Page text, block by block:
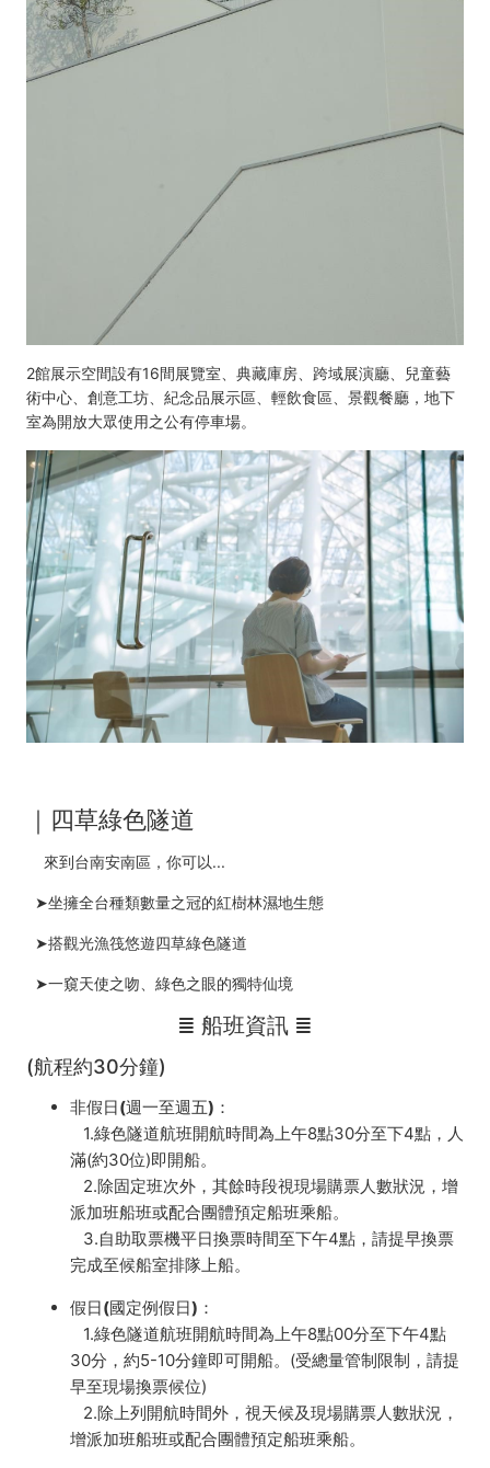
2館展示空間設有16間展覽室、典藏庫房、跨域展演廳、兒童藝
術中心、創意工坊、紀念品展示區、輕飲食區、景觀餐廳，地下
室為開放大眾使用之公有停車場。
｜四草綠色隧道
來到台南安南區，你可以...
➤坐擁全台種類數量之冠的紅樹林濕地生態
➤搭觀光漁筏悠遊四草綠色隧道
➤一窺天使之吻、綠色之眼的獨特仙境
≣ 船班資訊 ≣
(航程約30分鐘)
非假日(週一至週五)：
1.綠色隧道航班開航時間為上午8點30分至下4點，人
滿(約30位)即開船。
2.除固定班次外，其餘時段視現場購票人數狀況，增
派加班船班或配合團體預定船班乘船。
3.自助取票機平日換票時間至下午4點，請提早換票
完成至候船室排隊上船。
假日(國定例假日)：
1.綠色隧道航班開航時間為上午8點00分至下午4點
30分，約5-10分鐘即可開船。(受總量管制限制，請提
早至現場換票候位)
2.除上列開航時間外，視天候及現場購票人數狀況，
增派加班船班或配合團體預定船班乘船。